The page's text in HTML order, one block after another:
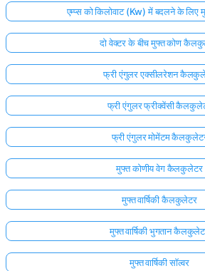
एम्प्स को किलोवाट (Kw) में बदलने के
दो वेक्टर के बीच मुफ्त कोण
फ्री एंगुलर एक्सीलरेशन
फ्री एंगुलर फ्रीक्वेंसी
फ्री एंगुलर मोमेंटम
मुफ्त कोणीय वेग कैलकुलेटर
मुफ्त वार्षिकी कैलकुलेटर
मुफ्त वार्षिकी भुगतान
मुफ्त वार्षिकी सॉल्वर